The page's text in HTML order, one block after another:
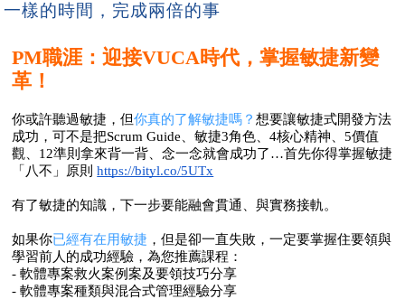
一樣的時間，完成兩倍的事
PM職涯：迎接VUCA時代，掌握敏捷新變
革！
你或許聽過敏捷，但你真的了解敏捷嗎？想要讓敏捷式開發方法
成功，可不是把Scrum Guide、敏捷3角色、4核心精神、5價值
觀、12準則拿來背一背、念一念就會成功了…首先你得掌握敏捷
「八不」原則 https://bityl.co/5UTx
有了敏捷的知識，下一步要能融會貫通、與實務接軌。
如果你已經有在用敏捷 ，但是卻一直失敗，一定要掌握住要領與
學習前人的成功經驗，為您推薦課程：
- 軟體專案救火案例案及要領技巧分享
- 軟體專案種類與混合式管理經驗分享